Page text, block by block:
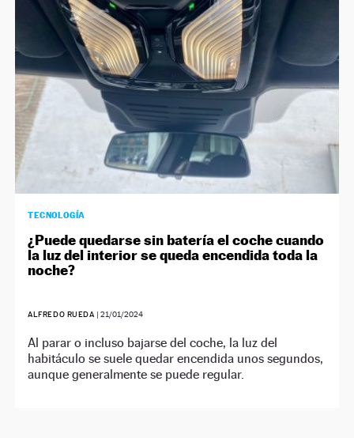
TECNOLOGÍA
¿Puede quedarse sin batería el coche cuando
la luz del interior se queda encendida toda la
noche?
ALFREDO RUEDA | 21/01/2024
Al parar o incluso bajarse del coche, la luz del
habitáculo se suele quedar encendida unos segundos,
aunque generalmente se puede regular.